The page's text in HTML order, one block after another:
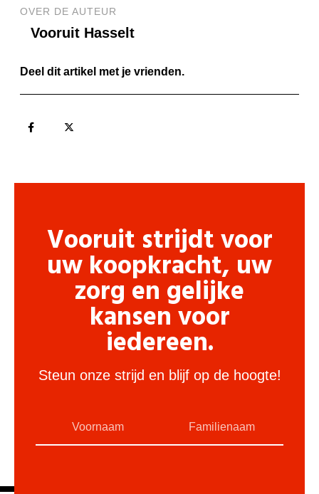
OVER DE AUTEUR
Vooruit Hasselt
Deel dit artikel met je vrienden.
Vooruit strijdt voor
uw koopkracht, uw
zorg en gelijke
kansen voor
iedereen.
Steun onze strijd en blijf op de hoogte!